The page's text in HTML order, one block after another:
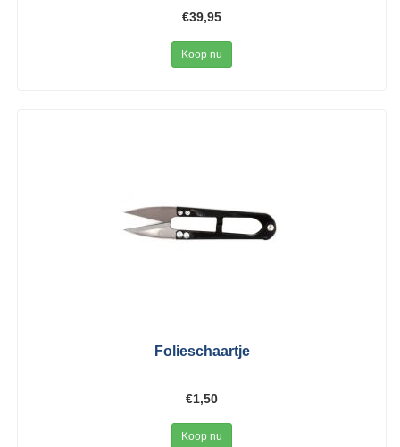
€39,95
Koop nu
Folieschaartje
€1,50
Koop nu